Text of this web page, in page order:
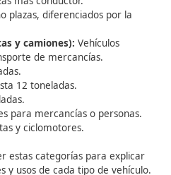
oficial de
motor
los vehículos de motor se
principales:
y autobuses): Vehículos